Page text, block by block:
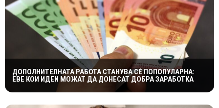
ДОПОЛНИТЕЛНАТА РАБОТА СТАНУВА СÈ ПОПОПУЛАРНА:
ЕВЕ КОИ ИДЕИ МОЖАТ ДА ДОНЕСАТ ДОБРА ЗАРАБОТКА